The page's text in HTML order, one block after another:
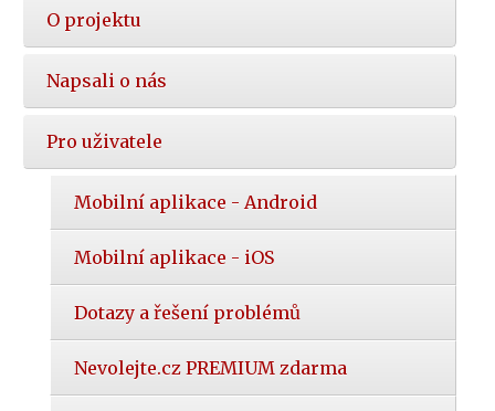
O projektu
Napsali o nás
Pro uživatele
Mobilní aplikace - Android
Mobilní aplikace - iOS
Dotazy a řešení problémů
Nevolejte.cz PREMIUM zdarma